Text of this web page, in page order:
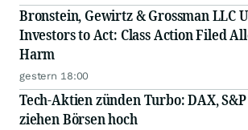
Bronstein, Gewirtz & Grossman LLC
Investors to Act: Class Action Filed
Harm
gestern 18:00
Tech-Aktien zünden Turbo: DAX,
ziehen Börsen hoch